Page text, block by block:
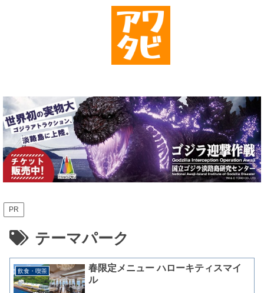
PR
テーマパーク
飲食・喫茶
春限定メニュー ハローキティスマイ
ル